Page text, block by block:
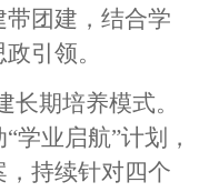
团建，结合学
引领。
长期培养模式。
学业启航”计划，
持续针对四个